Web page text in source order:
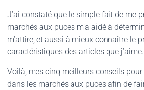
J’ai constaté que le simple fait de me
marchés aux puces m’a aidé à
m’attire, et aussi à mieux connaître le
caractéristiques des articles que j’aime.
Voilà, mes cinq meilleurs conseils
dans les marchés aux puces afin de